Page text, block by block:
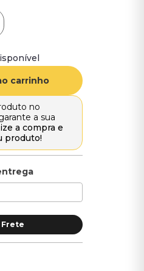
carrinho
no
a sua
a compra e
produto!